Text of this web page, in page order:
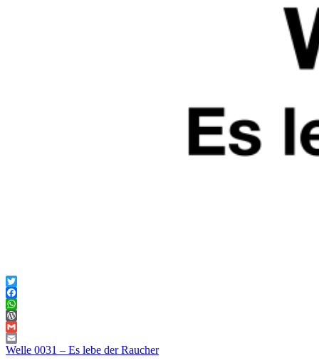
Twitter
Facebook
WhatsApp
WordPress
Gmail
Email
Beitragsnavigation
Vorheriger
Welle 0031 – Es lebe der Raucher